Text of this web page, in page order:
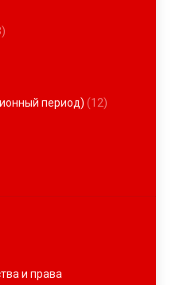
период) (12)
и права